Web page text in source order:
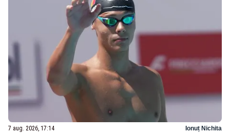
7 aug. 2026, 17:14 Ionuț Nichita